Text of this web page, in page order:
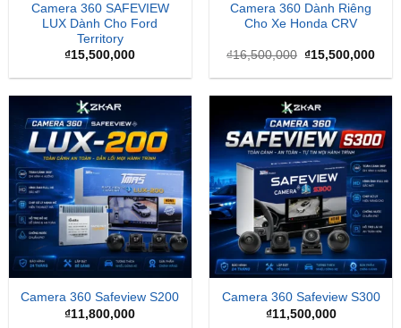
Camera 360 SAFEVIEW
LUX Dành Cho Ford
Territory
₫15,500,000
Camera 360 Dành Riêng
Cho Xe Honda CRV
₫16,500,000 Giá
là:
₫15,500,000Giá
tại
Camera 360 Safeview S200
₫11,800,000
Camera 360 Safeview S300
₫11,500,000